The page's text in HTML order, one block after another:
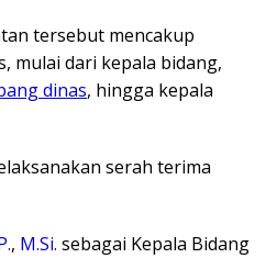
tersebut mencakup
mulai dari kepala bidang,
dinas, hingga kepala
serah terima
, M.Si. sebagai Kepala Bidang